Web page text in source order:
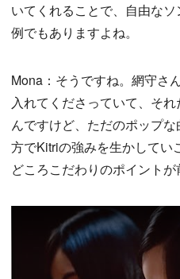
いてくれることで、自由な
例でもありますよね。
Mona：そうですね。網守さ
入れてくださっていて、そ
んですけど、ただのポップ
方でKitriの強みを生かしてい
どころこだわりのポイントが